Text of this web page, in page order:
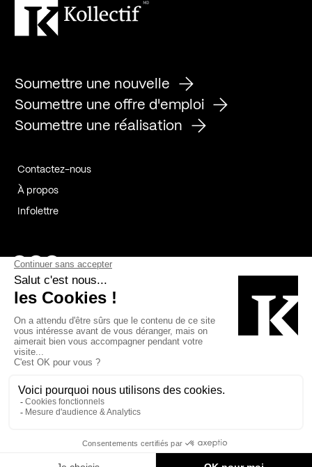
Soumettre une nouvelle
Soumettre une offre d'emploi
Soumettre une réalisation
Contactez-nous
À propos
Infolettre
Page Facebook de Kollectif
Page Instagram de Kollectif
Page Linkedin de Kollectif
Bâtiment-Durable-Québec-1
Esquisses-1IRAC-1
MP-1 v2com-1
Cookies